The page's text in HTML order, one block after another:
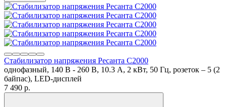
Стабилизатор напряжения Ресанта С2000
однофазный, 140 В - 260 В, 10.3 А, 2 кВт, 50 Гц, розеток – 5 (2
байпас), LED-дисплей
7 490 p.